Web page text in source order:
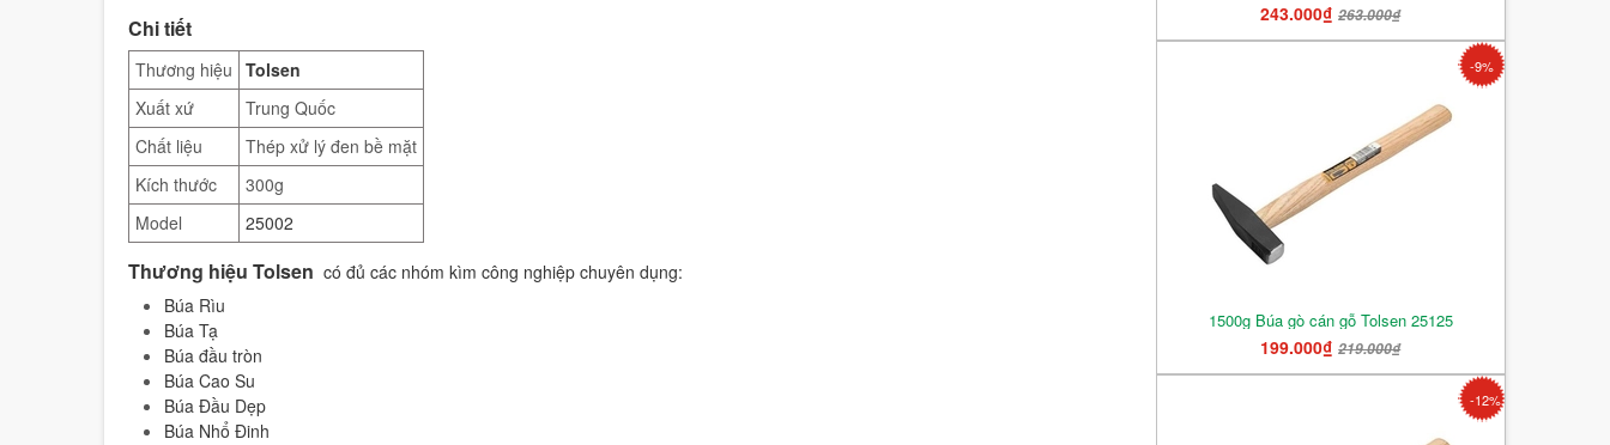
Chi tiết
Thương hiệu Tolsen
Xuất xứ
Trung Quốc
Chất liệu
Thép xử lý đen bề mặt
Kích thước
300g
Model
25002
Thương hiệu Tolsen có đủ các nhóm kìm công nghiệp chuyên dụng:
Búa Rìu
Búa Tạ
Búa đầu tròn
Búa Cao Su
Búa Đầu Dẹp
Búa Nhổ Đinh
243.000₫263.000₫
-9%
1500g Búa gò cán gỗ Tolsen 25125
199.000₫219.000₫
-12%